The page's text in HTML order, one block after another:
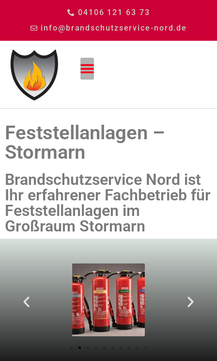
04106 121 63 73
info@brandschutzservice-nord.de
Feststellanlagen –
Stormarn
Brandschutzservice Nord ist
Ihr erfahrener Fachbetrieb für
Feststellanlagen im
Großraum Stormarn